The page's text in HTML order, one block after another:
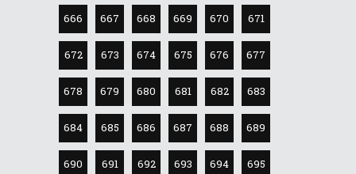
666 667 668 669 670 671
672 673 674 675 676 677
678 679 680 681 682 683
684 685 686 687 688 689
690 691 692 693 694 695